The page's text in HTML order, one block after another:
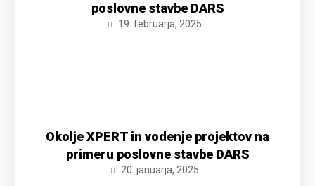
poslovne stavbe DARS
19. februarja, 2025
Okolje XPERT in vodenje projektov na
primeru poslovne stavbe DARS
20. januarja, 2025